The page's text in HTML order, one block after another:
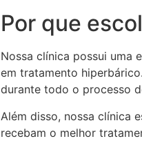
Por que
Nossa clínica possui uma
em tratamento
durante todo o processo
Além disso, nossa clínica
recebam o melhor